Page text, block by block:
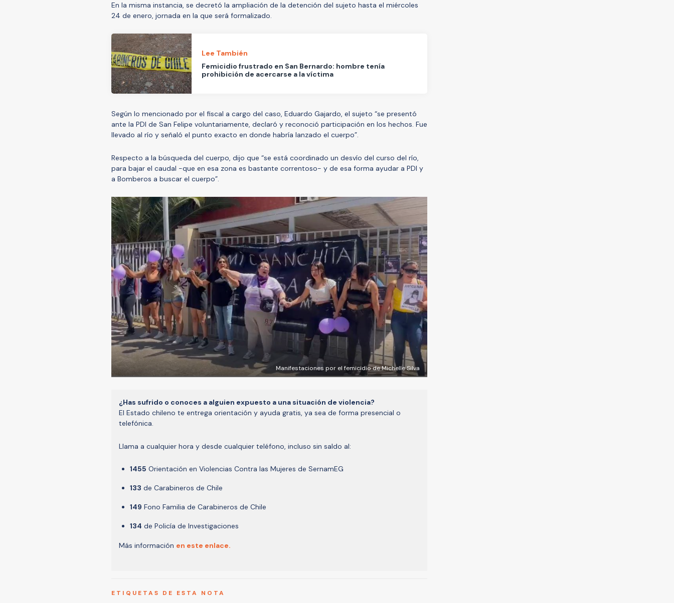
En la misma instancia, se decretó la ampliación de la detención del sujeto hasta el miércoles
24 de enero, jornada en la que será formalizado.
Lee También
Femicidio frustrado en San Bernardo: hombre tenía
prohibición de acercarse a la víctima
Según lo mencionado por el fiscal a cargo del caso, Eduardo Gajardo, el sujeto “se presentó
ante la PDI de San Felipe voluntariamente, declaró y reconoció participación en los hechos. Fue
llevado al río y señaló el punto exacto en donde habría lanzado el cuerpo”.
Respecto a la búsqueda del cuerpo, dijo que “se está coordinado un desvío del curso del río,
para bajar el caudal -que en esa zona es bastante correntoso- y de esa forma ayudar a PDI y
a Bomberos a buscar el cuerpo”.
Manifestaciones por el femicidio de Michelle Silva
¿Has sufrido o conoces a alguien expuesto a una situación de violencia?
El Estado chileno te entrega orientación y ayuda gratis, ya sea de forma presencial o
telefónica.
Llama a cualquier hora y desde cualquier teléfono, incluso sin saldo al:
1455 Orientación en Violencias Contra las Mujeres de SernamEG
133 de Carabineros de Chile
149 Fono Familia de Carabineros de Chile
134 de Policía de Investigaciones
Más información en este enlace.
ETIQUETAS DE ESTA NOTA